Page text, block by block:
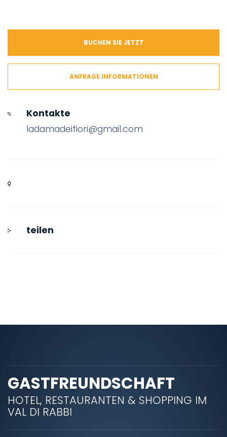
BUCHEN SIE JETZT
ANFRAGE INFORMATIONEN
Kontakte
ladamadeifiori@gmail.com
teilen
GASTFREUNDSCHAFT
HOTEL, RESTAURANTEN & SHOPPING IM
VAL DI RABBI